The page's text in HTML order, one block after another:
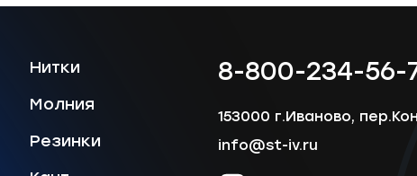
Нитки
Молния
Резинки
8-800-234-56-
153000 г.Иваново,
info@st-iv.ru